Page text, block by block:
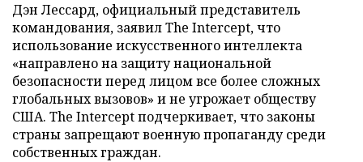
Дэн Лессард, официальный представитель
командования, заявил The Intercept, что
использование искусственного интеллекта
«направлено на защиту национальной
безопасности перед лицом все более сложных
глобальных вызовов» и не угрожает обществу
США. The Intercept подчеркивает, что законы
страны запрещают военную пропаганду среди
собственных граждан.